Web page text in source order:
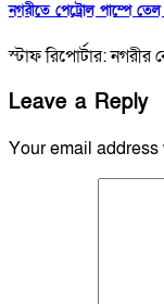
নগরীতে পেট্রোল পাম্পে
স্টাফ রিপোর্টার:
Leave a Reply
Your email